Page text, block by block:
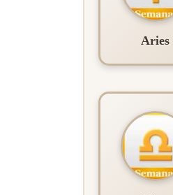
Aries